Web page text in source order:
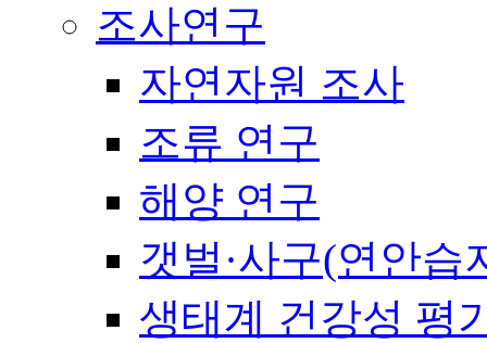
조사연구
자연자원 조사
조류 연구
해양 연구
갯벌·사구(연안습
생태계 건강성 평